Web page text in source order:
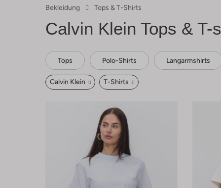
Bekleidung Tops & T-Shirts
Calvin Klein Tops & T-
Tops Polo-Shirts Langarmshirts
Calvin Klein T-Shirts